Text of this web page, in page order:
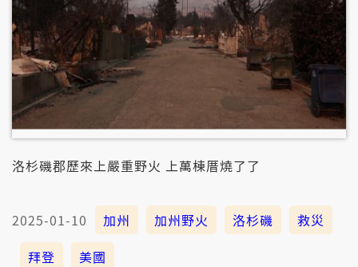
洛杉磯郡歷來上嚴重野火 上萬棟厝燒了了
2025-01-10 加州 加州野火 洛杉磯
救災
拜登
美國